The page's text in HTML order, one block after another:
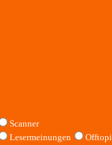
Scanner
Lesermeinungen